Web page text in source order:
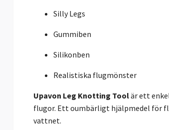
Silly Legs
Gummiben
Silikonben
Realistiska flugmönster
Upavon Leg Knotting Toolär ett
flugor. Ett oumbärligt hjälpmedel för
vattnet.